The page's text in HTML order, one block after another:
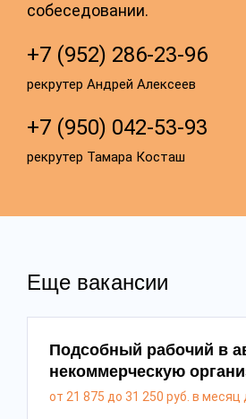
собеседовании.
+7 (952) 286-23-96
рекрутер Андрей Алексеев
+7 (950) 042-53-93
рекрутер Тамара Косташ
Еще вакансии
Подсобный рабочий в
некоммерческую
от 21 875 до 31 250 руб. в месяц